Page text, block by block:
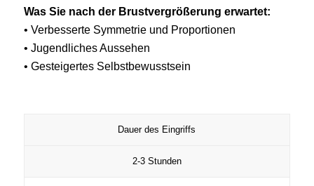
Was Sie nach der Brustvergrößerung erwartet:
• Verbesserte Symmetrie und Proportionen
• Jugendliches Aussehen
• Gesteigertes Selbstbewusstsein
Dauer des Eingriffs
2-3 Stunden